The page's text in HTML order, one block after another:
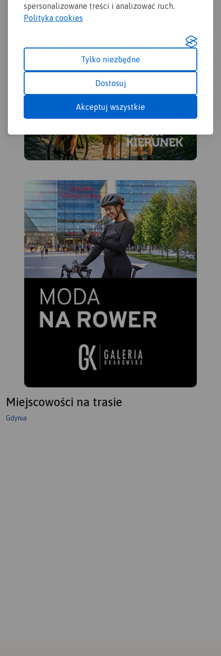
spersonalizowane treści i analizować ruch.
Polityka cookies
Tylko niezbędne
Dostosuj
Akceptuj wszystkie
kilometrażem.
Miejscowości na trasie
Gdynia